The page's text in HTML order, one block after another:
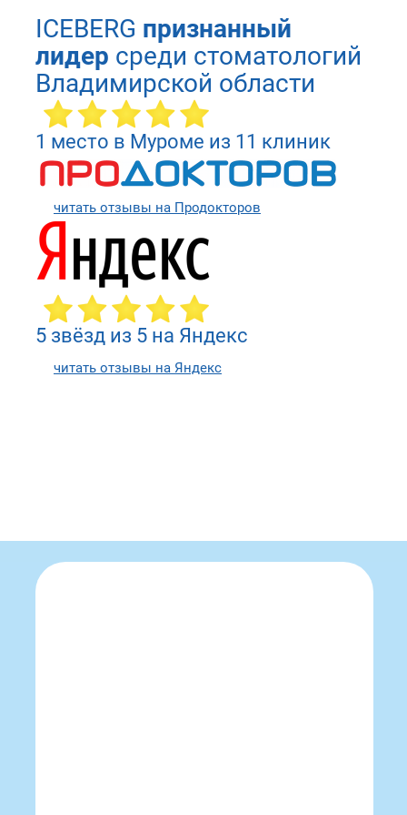
ICEBERG признанный
лидер среди стоматологий
Владимирской области
1 место в Муроме из 11 клиник
читать отзывы на Продокторов
5 звёзд из 5 на Яндекс
читать отзывы на Яндекс